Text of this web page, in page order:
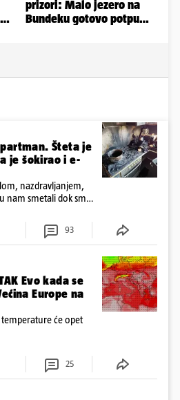
Šteta je
je šokirao i e-
nazdravljanjem,
nam smetali dok smo
93
Evo kada se
Europe na
će opet
25